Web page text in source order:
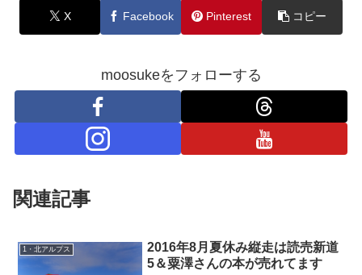
X Facebook Pinterest コピー
moosukeをフォローする
関連記事
1・北アルプス
2016年8月夏休み縦走は読売新道
5＆粟澤さんの本が売れてます